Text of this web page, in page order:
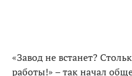
«Завод не встанет?
работы!» – так начал